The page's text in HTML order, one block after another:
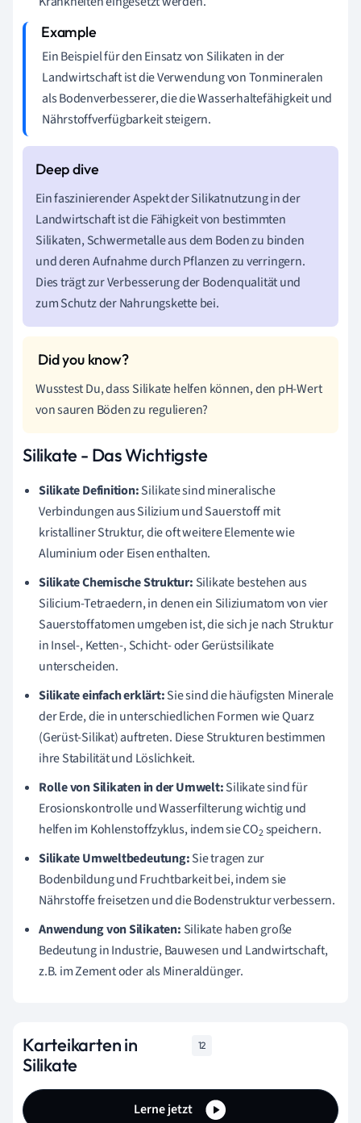
Ein Beispiel für den Einsatz von Silikaten in der
Landwirtschaft ist die Verwendung von Tonmineralen
als Bodenverbesserer, die die Wasserhaltefähigkeit und
Nährstoffverfügbarkeit steigern.
Ein faszinierender Aspekt der Silikatnutzung in der
Landwirtschaft ist die Fähigkeit von bestimmten
Silikaten, Schwermetalle aus dem Boden zu binden
und deren Aufnahme durch Pflanzen zu verringern.
Dies trägt zur Verbesserung der Bodenqualität und
zum Schutz der Nahrungskette bei.
Wusstest Du, dass Silikate helfen können, den pH-Wert
von sauren Böden zu regulieren?
Silikate - Das Wichtigste
Silikate Definition:Silikate sind mineralische
Verbindungen aus Silizium und Sauerstoff mit
kristalliner Struktur, die oft weitere Elemente wie
Aluminium oder Eisen enthalten.
Silikate Chemische Struktur: Silikate bestehen aus
Silicium-Tetraedern, in denen ein Siliziumatom von vier
Sauerstoffatomen umgeben ist, die sich je nach Struktur
in Insel-, Ketten-, Schicht- oder Gerüstsilikate
unterscheiden.
Silikate einfach erklärt:Sie sind die häufigsten Minerale
der Erde, die in unterschiedlichen Formen wie Quarz
(Gerüst-Silikat) auftreten. Diese Strukturen bestimmen
ihre Stabilität und Löslichkeit.
Rolle von Silikaten in der Umwelt:Silikate sind für
Erosionskontrolle und Wasserfilterung wichtig und
helfen im Kohlenstoffzyklus, indem sie CO2speichern.
Silikate Umweltbedeutung:Sie tragen zur
Bodenbildung und Fruchtbarkeit bei, indem sie
Nährstoffe freisetzen und die Bodenstruktur verbessern.
Anwendung von Silikaten: Silikate haben große
Bedeutung in Industrie, Bauwesen und Landwirtschaft,
z.B. im Zement oder als Mineraldünger.
Karteikarten in
Silikate
12
Lerne jetzt